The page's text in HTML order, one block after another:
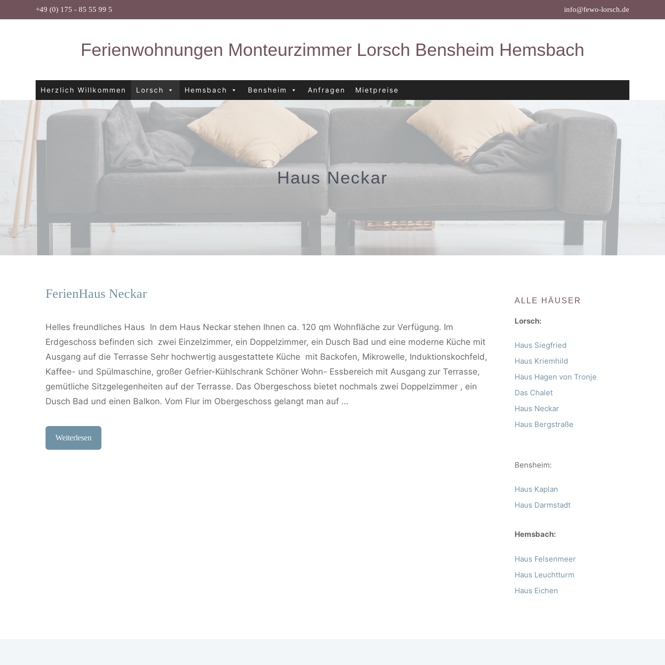
Inhalt
+49 (0) 175 - 85 55 99 5 info@fewo-lorsch.de
Ferienwohnungen Monteurzimmer Lorsch Bensheim Hemsbach
Herzlich Willkommen Lorsch Hemsbach Bensheim Anfragen Mietpreise
Haus Neckar
FerienHaus Neckar
Helles freundliches Haus In dem Haus Neckar stehen Ihnen ca. 120 qm Wohnfläche zur Verfügung. Im
Erdgeschoss befinden sich zwei Einzelzimmer, ein Doppelzimmer, ein Dusch Bad und eine moderne Küche mit
Ausgang auf die Terrasse Sehr hochwertig ausgestattete Küche mit Backofen, Mikrowelle, Induktionskochfeld,
Kaffee- und Spülmaschine, großer Gefrier-Kühlschrank Schöner Wohn- Essbereich mit Ausgang zur Terrasse,
gemütliche Sitzgelegenheiten auf der Terrasse. Das Obergeschoss bietet nochmals zwei Doppelzimmer , ein
Dusch Bad und einen Balkon. Vom Flur im Obergeschoss gelangt man auf …
Weiterlesen
ALLE HÄUSER
Lorsch:
Haus Siegfried
Haus Kriemhild
Haus Hagen von Tronje
Das Chalet
Haus Neckar
Haus Bergstraße
Bensheim:
Haus Kaplan
Haus Darmstadt
Hemsbach:
Haus Felsenmeer
Haus Leuchtturm
Haus Eichen